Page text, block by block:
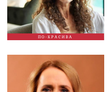
ПО-КРАСИВА